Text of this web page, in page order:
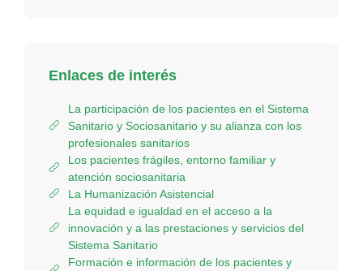
Enlaces de interés
La participación de los pacientes en el Sistema
Sanitario y Sociosanitario y su alianza con los
profesionales sanitarios
Los pacientes frágiles, entorno familiar y
atención sociosanitaria
La Humanización Asistencial
La equidad e igualdad en el acceso a la
innovación y a las prestaciones y servicios del
Sistema Sanitario
Formación e información de los pacientes y